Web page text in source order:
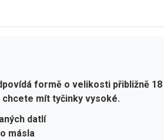
formě o velikosti přibližně 18
chcete mít tyčinky vysoké.
datlí
másla